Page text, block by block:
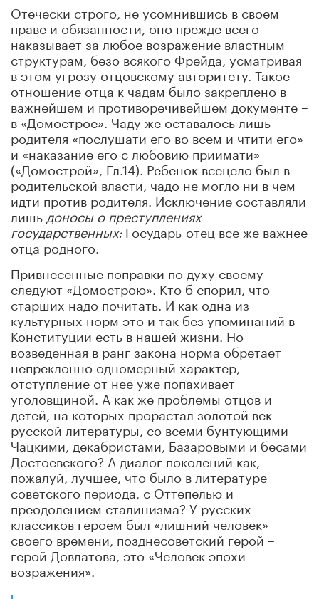
Отечески строго, не усомнившись в своем
праве и обязанности, оно прежде всего
наказывает за любое возражение властным
структурам, безо всякого Фрейда, усматривая
в этом угрозу отцовскому авторитету. Такое
отношение отца к чадам было закреплено в
важнейшем и противоречивейшем документе –
в «Домострое». Чаду же оставалось лишь
родителя «послушати его во всем и чтити его»
и «наказание его с любовию приимати»
(«Домострой», Гл.14). Ребенок всецело был в
родительской власти, чадо не могло ни в чем
идти против родителя. Исключение составляли
лишь доносы о преступлениях
государственных:Государь-отец все же важнее
отца родного.
Привнесенные поправки по духу своему
следуют «Домострою». Кто б спорил, что
старших надо почитать. И как одна из
культурных норм это и так без упоминаний в
Конституции есть в нашей жизни. Но
возведенная в ранг закона норма обретает
непреклонно одномерный характер,
отступление от нее уже попахивает
уголовщиной. А как же проблемы отцов и
детей, на которых прорастал золотой век
русской литературы, со всеми бунтующими
Чацкими, декабристами, Базаровыми и бесами
Достоевского? А диалог поколений как,
пожалуй, лучшее, что было в литературе
советского периода, с Оттепелью и
преодолением сталинизма? У русских
классиков героем был «лишний человек»
своего времени, позднесоветский герой –
герой Довлатова, это «Человек эпохи
возражения».